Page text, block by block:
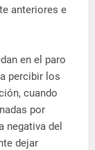
anteriores e
en el paro
percibir los
cuando
por
negativa del
dejar